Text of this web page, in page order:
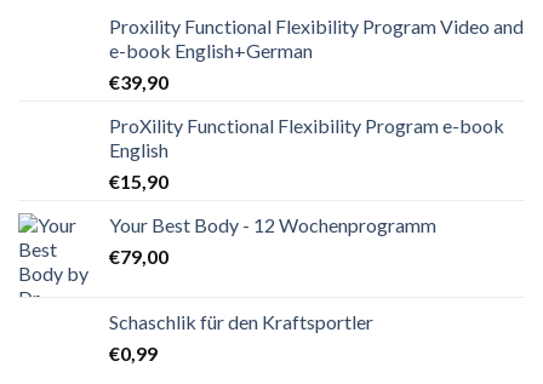
Proxility Functional Flexibility Program Video and
e-book English+German
€39,90
ProXility Functional Flexibility Program e-book
English
€15,90
Your Best Body - 12 Wochenprogramm
€79,00
Schaschlik für den Kraftsportler
€0,99